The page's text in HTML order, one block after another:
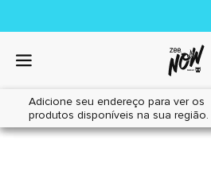
Adicione seu endereço para ver os
produtos disponíveis na sua região.
Home|Gatos|Acessórios